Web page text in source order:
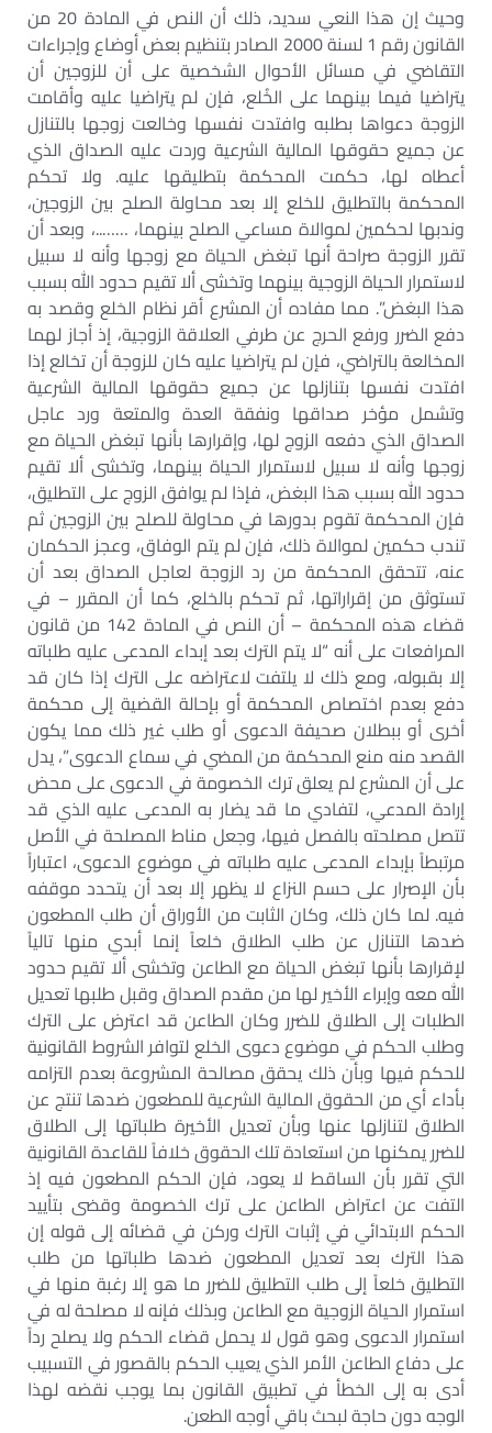
وحيث إن هذا النعي سديد، ذلك أن النص في المادة 20 من
القانون رقم 1 لسنة 2000 الصادر بتنظيم بعض أوضاع وإجراءات
التقاضي في مسائل الأحوال الشخصية على أن للزوجين أن
يتراضيا فيما بينهما على الخُلع، فإن لم يتراضيا عليه وأقامت
الزوجة دعواها بطلبه وافتدت نفسها وخالعت زوجها بالتنازل
عن جميع حقوقها المالية الشرعية وردت عليه الصداق الذي
أعطاه لها، حكمت المحكمة بتطليقها عليه. ولا تحكم
المحكمة بالتطليق للخلع إلا بعد محاولة الصلح بين الزوجين،
وندبها لحكمين لموالاة مساعي الصلح بينهما، ……..، وبعد أن
تقرر الزوجة صراحة أنها تبغض الحياة مع زوجها وأنه لا سبيل
لاستمرار الحياة الزوجية بينهما وتخشى ألا تقيم حدود الله بسبب
هذا البغض”. مما مفاده أن المشرع أقر نظام الخلع وقصد به
دفع الضرر ورفع الحرج عن طرفي العلاقة الزوجية، إذ أجاز لهما
المخالعة بالتراضي، فإن لم يتراضيا عليه كان للزوجة أن تخالع إذا
افتدت نفسها بتنازلها عن جميع حقوقها المالية الشرعية
وتشمل مؤخر صداقها ونفقة العدة والمتعة ورد عاجل
الصداق الذي دفعه الزوج لها، وإقرارها بأنها تبغض الحياة مع
زوجها وأنه لا سبيل لاستمرار الحياة بينهما، وتخشى ألا تقيم
حدود الله بسبب هذا البغض، فإذا لم يوافق الزوج على التطليق،
فإن المحكمة تقوم بدورها في محاولة للصلح بين الزوجين ثم
تندب حكمين لموالاة ذلك، فإن لم يتم الوفاق، وعجز الحكمان
عنه، تتحقق المحكمة من رد الزوجة لعاجل الصداق بعد أن
تستوثق من إقراراتها، ثم تحكم بالخلع، كما أن المقرر – في
قضاء هذه المحكمة – أن النص في المادة 142 من قانون
المرافعات على أنه “لا يتم الترك بعد إبداء المدعى عليه طلباته
إلا بقبوله، ومع ذلك لا يلتفت لاعتراضه على الترك إذا كان قد
دفع بعدم اختصاص المحكمة أو بإحالة القضية إلى محكمة
أخرى أو ببطلان صحيفة الدعوى أو طلب غير ذلك مما يكون
القصد منه منع المحكمة من المضي في سماع الدعوى”، يدل
على أن المشرع لم يعلق ترك الخصومة في الدعوى على محض
إرادة المدعي، لتفادي ما قد يضار به المدعى عليه الذي قد
تتصل مصلحته بالفصل فيها، وجعل مناط المصلحة في الأصل
مرتبطاً بإبداء المدعى عليه طلباته في موضوع الدعوى، اعتباراً
بأن الإصرار على حسم النزاع لا يظهر إلا بعد أن يتحدد موقفه
فيه. لما كان ذلك، وكان الثابت من الأوراق أن طلب المطعون
ضدها التنازل عن طلب الطلاق خلعاً إنما أبدي منها تالياً
لإقرارها بأنها تبغض الحياة مع الطاعن وتخشى ألا تقيم حدود
الله معه وإبراء الأخير لها من مقدم الصداق وقبل طلبها تعديل
الطلبات إلى الطلاق للضرر وكان الطاعن قد اعترض على الترك
وطلب الحكم في موضوع دعوى الخلع لتوافر الشروط القانونية
للحكم فيها وبأن ذلك يحقق مصالحة المشروعة بعدم التزامه
بأداء أي من الحقوق المالية الشرعية للمطعون ضدها تنتج عن
الطلاق لتنازلها عنها وبأن تعديل الأخيرة طلباتها إلى الطلاق
للضرر يمكنها من استعادة تلك الحقوق خلافاً للقاعدة القانونية
التي تقرر بأن الساقط لا يعود، فإن الحكم المطعون فيه إذ
التفت عن اعتراض الطاعن على ترك الخصومة وقضى بتأييد
الحكم الابتدائي في إثبات الترك وركن في قضائه إلى قوله إن
هذا الترك بعد تعديل المطعون ضدها طلباتها من طلب
التطليق خلعاً إلى طلب التطليق للضرر ما هو إلا رغبة منها في
استمرار الحياة الزوجية مع الطاعن وبذلك فإنه لا مصلحة له في
استمرار الدعوى وهو قول لا يحمل قضاء الحكم ولا يصلح رداً
على دفاع الطاعن الأمر الذي يعيب الحكم بالقصور في التسبيب
أدى به إلى الخطأ في تطبيق القانون بما يوجب نقضه لهذا
الوجه دون حاجة لبحث باقي أوجه الطعن.